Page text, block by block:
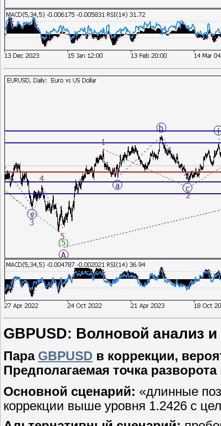
GBPUSD: Волновой анализ и
Пара GBPUSD в коррекции,
Предполагаемая точка
Основной сценарий: «длинные
коррекции выше уровня 1.2426 с